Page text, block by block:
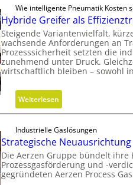
i
n
d
e
r
i
g
r
ß
e
r
e
o
d
e
n
f
ü
n
a
c
h
h
a
l
t
Wie intelligente Pneumatik Kosten
Hybride Greifer als
Steigende Variantenvielfalt,
wachsende Anforderungen an
Prozesssicherheit setzten die
zunehmend unter Druck.
wirtschaftlich bleiben – sowohl
Weiterlesen:
H
b
r
i
d
Industrielle Gaslösungen
Strategische Neuausrichtung
Die Aerzen Gruppe bündelt ihre
Prozessgasförderung und -
gegründeten Aerzen Process